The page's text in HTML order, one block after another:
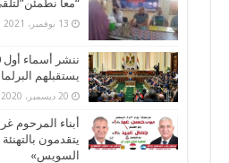
“معا
13 نوفمبر، 2021
يستقبلهم
20 ديسمبر، 2020
أبناء المرحوم
يتقدمون
السويس»